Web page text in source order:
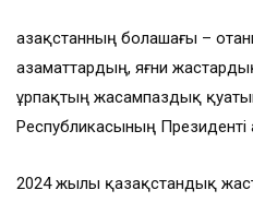
Қазақстанның болашағы –
азаматтардың, яғни
ұрпақтың жасампаздық
Республикасының
2024 жылы қазақстандық